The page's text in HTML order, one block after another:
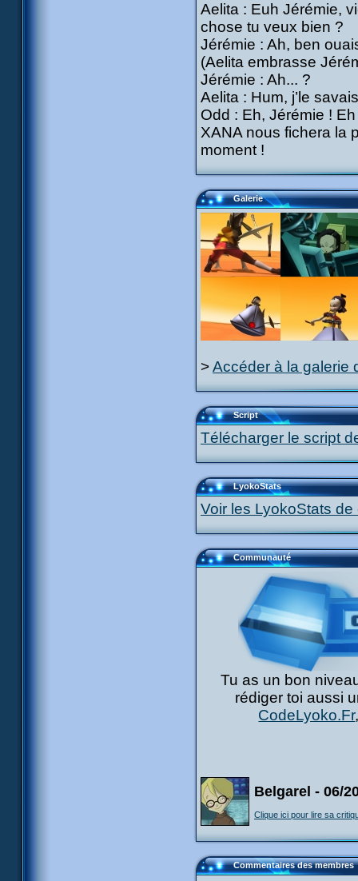
Aelita : Euh Jérémie,
chose tu veux bien ?
Jérémie : Ah, ben
(Aelita embrasse
Jérémie : Ah... ?
Aelita : Hum, j’le
Odd : Eh, Jérémie !
XANA nous fichera la
moment !
Galerie
>Accéder à la galerie
Script
Télécharger le script
LyokoStats
Voir les LyokoStats
Communauté
Tu as un bon
rédiger toi aussi
CodeLyoko.Fr
Belgarel - 06/
Clique ici pour lire sa
Commentaires des membres